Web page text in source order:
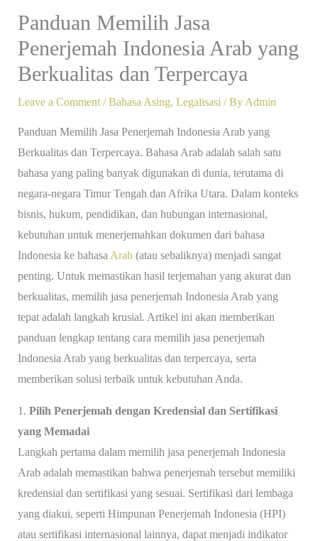
Panduan Memilih Jasa
Penerjemah Indonesia Arab yang
Berkualitas dan Terpercaya
Leave a Comment /Bahasa Asing, Legalisasi / By Admin
Panduan Memilih Jasa Penerjemah Indonesia Arab yang
Berkualitas dan Terpercaya. Bahasa Arab adalah salah satu
bahasa yang paling banyak digunakan di dunia, terutama di
negara-negara Timur Tengah dan Afrika Utara. Dalam konteks
bisnis, hukum, pendidikan, dan hubungan internasional,
kebutuhan untuk menerjemahkan dokumen dari bahasa
Indonesia ke bahasa Arab(atau sebaliknya) menjadi sangat
penting. Untuk memastikan hasil terjemahan yang akurat dan
berkualitas, memilih jasa penerjemah Indonesia Arab yang
tepat adalah langkah krusial. Artikel ini akan memberikan
panduan lengkap tentang cara memilih jasa penerjemah
Indonesia Arab yang berkualitas dan terpercaya, serta
memberikan solusi terbaik untuk kebutuhan Anda.
1. Pilih Penerjemah dengan Kredensial dan Sertifikasi
yang Memadai
Langkah pertama dalam memilih jasa penerjemah Indonesia
Arab adalah memastikan bahwa penerjemah tersebut memiliki
kredensial dan sertifikasi yang sesuai. Sertifikasi dari lembaga
yang diakui, seperti Himpunan Penerjemah Indonesia (HPI)
atau sertifikasi internasional lainnya, dapat menjadi indikator